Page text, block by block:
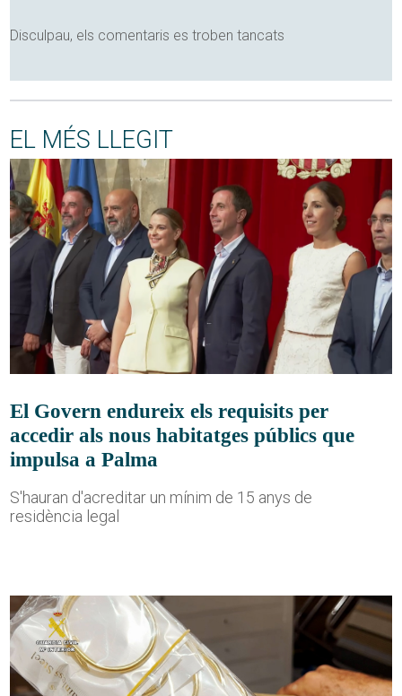
Disculpau, els comentaris es troben tancats
EL MÉS LLEGIT
El Govern endureix els requisits per
accedir als nous habitatges públics que
impulsa a Palma
S'hauran d'acreditar un mínim de 15 anys de
residència legal